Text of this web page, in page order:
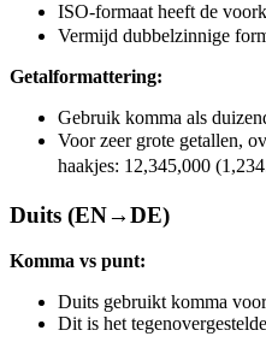
ISO-formaat heeft de
Vermijd dubbelzinnige
Getalformattering:
Gebruik komma als
Voor zeer grote getallen,
haakjes: 12,345,000
Duits (EN→DE)
Komma vs punt:
Duits gebruikt komma
Dit is het